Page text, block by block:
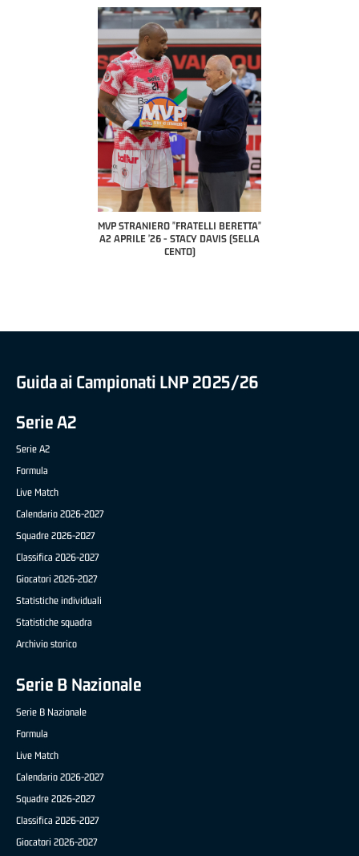
MVP "FRATELLI BERETTA" SAMUEL
DILAS B NAZIONALE APRILE '26 -
MARCO RESTELLI (TAV TREVIGLIO
Guida ai Campionati LNP 2025/26
Serie A2
Serie A2
Formula
Live Match
Calendario 2026-2027
Squadre 2026-2027
Classifica 2026-2027
Giocatori 2026-2027
Statistiche individuali
Statistiche squadra
Archivio storico
Serie B Nazionale
Serie B Nazionale
Formula
Live Match
Calendario 2026-2027
Squadre 2026-2027
Classifica 2026-2027
Giocatori 2026-2027